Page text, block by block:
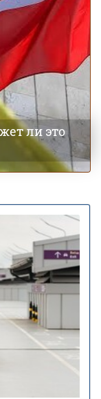
ли это